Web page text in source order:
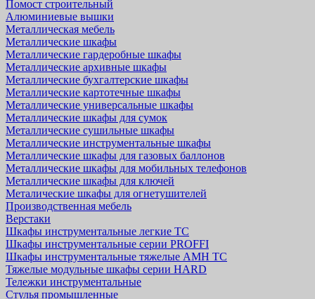
Помост строительный
Алюминиевые вышки
Металлическая мебель
Металлические шкафы
Металлические гардеробные шкафы
Металлические архивные шкафы
Металлические бухгалтерские шкафы
Металлические картотечные шкафы
Металлические универсальные шкафы
Металлические шкафы для сумок
Металлические сушильные шкафы
Металлические инструментальные шкафы
Металлические шкафы для газовых баллонов
Металлические шкафы для мобильных телефонов
Металлические шкафы для ключей
Металические шкафы для огнетушителей
Производственная мебель
Верстаки
Шкафы инструментальные легкие ТС
Шкафы инструментальные серии PROFFI
Шкафы инструментальные тяжелые AMH TC
Тяжелые модульные шкафы серии HARD
Тележки инструментальные
Стулья промышленные